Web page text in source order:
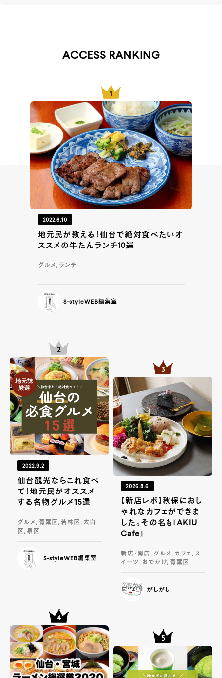
ACCESS RANKING
2022.6.10
地元民が教える！仙台で絶対食べたいオ
ススメの牛たんランチ10選
グルメ, ランチ
S-styleWEB編集室
2022.9.2
仙台観光ならこれ食べ
て！地元民がオススメ
する名物グルメ15選
グルメ, 青葉区, 若林区, 太白
区, 泉区
S-styleWEB編集室
2026.8.6
【新店レポ】秋保におし
ゃれなカフェができま
した。その名も『AKIU
Cafe』
新店・開店, グルメ, カフェ, ス
イーツ, おでかけ, 青葉区
がしがし